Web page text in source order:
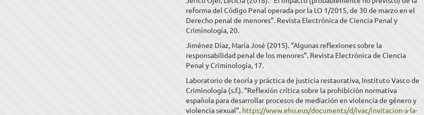
reforma del Código Penal operada por la LO 1/2015, de 30 de marzo en el
Derecho penal de menores”. Revista Electrónica de Ciencia Penal y
Criminología, 20.
Jiménez Díaz, María José (2015). “Algunas reflexiones sobre la
responsabilidad penal de los menores”. Revista Electrónica de Ciencia
Penal y Criminología, 17.
Laboratorio de teoría y práctica de justicia restaurativa, Instituto Vasco de
Criminología (s.f.). “Reflexión crítica sobre la prohibición normativa
española para desarrollar procesos de mediación en violencia de género y
violencia sexual”. https://www.ehu.eus/documents/d/ivac/invitacion-a-la-